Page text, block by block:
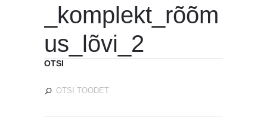
_komplekt_rõõm
us_lõvi_2
OTSI